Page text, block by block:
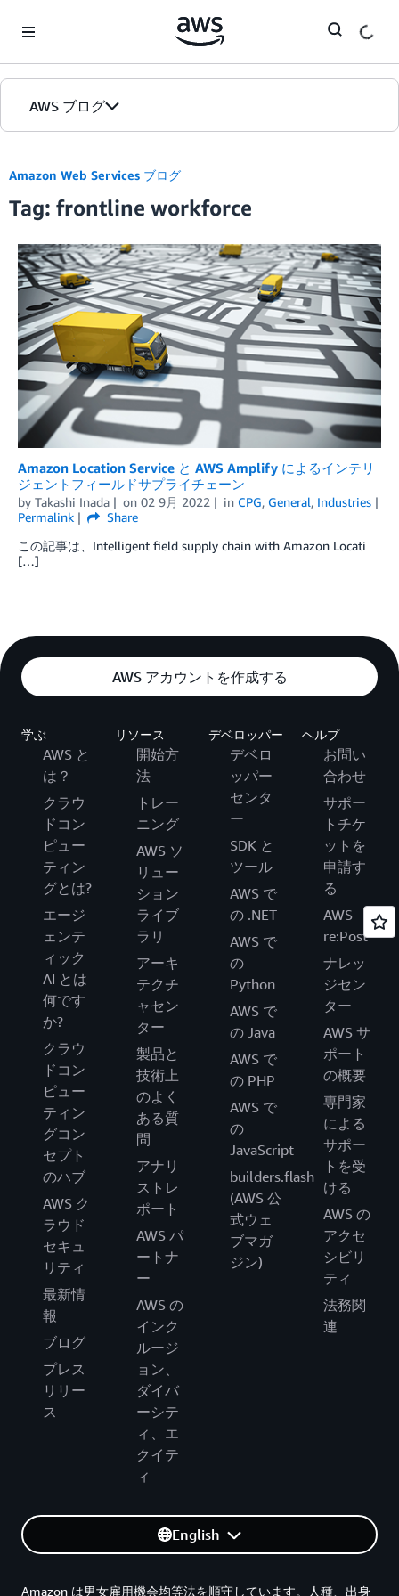
AWS ブログ
カテゴリ
エディション
Amazon Web Services ブログ
Tag: frontline workforce
Amazon Location Service と AWS Amplify によるインテリ
ジェントフィールドサプライチェーン
by Takashi Inada on 02 9月 2022 in CPG, General, Industries
Permalink
Share
この記事は、Intelligent field supply chain with Amazon Locati
[…]
AWS アカウントを作成する
学ぶ
AWS と
は？
クラウ
ドコン
ピュー
ティン
グとは?
エージ
ェンテ
ィック
AI とは
何です
か?
クラウ
ドコン
ピュー
ティン
グコン
セプト
のハブ
AWS ク
ラウド
セキュ
リティ
最新情
報
ブログ
プレス
リリー
ス
リソース
開始方
法
トレー
ニング
AWS ソ
リュー
ション
ライブ
ラリ
アーキ
テクチ
ャセン
ター
製品と
技術上
のよく
ある質
問
アナリ
ストレ
ポート
AWS パ
ートナ
ー
AWS の
インク
ルージ
ョン、
ダイバ
ーシテ
ィ、エ
クイテ
ィ
デベロッパー
デベロ
ッパー
センタ
ー
SDK と
ツール
AWS で
の .NET
AWS で
の
Python
AWS で
の Java
AWS で
の PHP
AWS で
の
JavaScript
builders.flash
(AWS 公
式ウェ
ブマガ
ジン)
ヘルプ
お問い
合わせ
サポー
トチケ
ットを
申請す
る
AWS
re:Post
ナレッ
ジセン
ター
AWS サ
ポート
の概要
専門家
による
サポー
トを受
ける
AWS の
アクセ
シビリ
ティ
法務関
連
English
Amazon は男女雇用機会均等法を順守しています。人種、出身